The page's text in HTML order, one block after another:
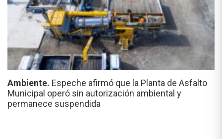
Ambiente. Espeche afirmó que la Planta de Asfalto
Municipal operó sin autorización ambiental y
permanece suspendida